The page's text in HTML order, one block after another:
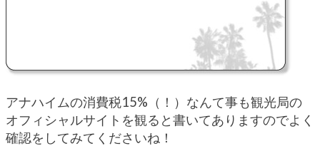
アナハイムの消費税15%（！）なんて事も観光局の
オフィシャルサイトを観ると書いてありますのでよく
確認をしてみてくださいね！